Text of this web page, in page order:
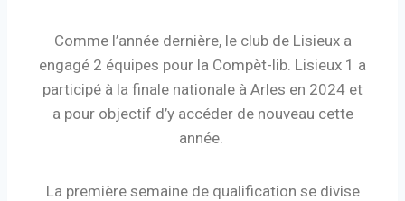
Comme l’année dernière, le club de Lisieux a
engagé 2 équipes pour la Compèt-lib. Lisieux 1 a
participé à la finale nationale à Arles en 2024 et
a pour objectif d’y accéder de nouveau cette
année.
La première semaine de qualification se divise